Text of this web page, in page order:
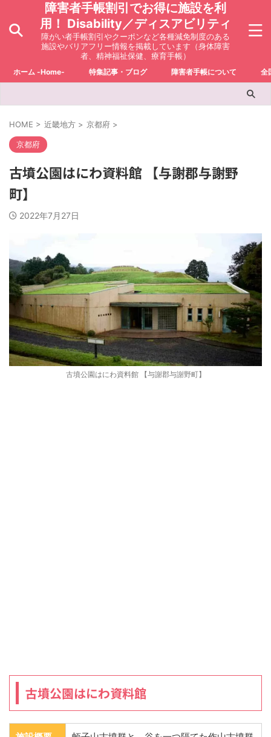
障害者手帳割引でお得に施設を利
用！ Disability／ディスアビリティ
障がい者手帳割引やクーポンなど各種減免制度のある
施設やバリアフリー情報を掲載しています（身体障害
者、精神福祉保健、療育手帳）
ホーム -Home- 特集記事・ブログ 障害者手帳について 全
HOME > 近畿地方 > 京都府 >
京都府
古墳公園はにわ資料館 【与謝郡与謝野
町】
2022年7月27日
古墳公園はにわ資料館 【与謝郡与謝野町】
古墳公園はにわ資料館